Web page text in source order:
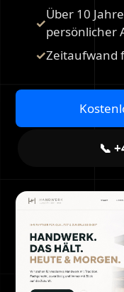
Über 10
persönlicher
Zeitaufwand
📞